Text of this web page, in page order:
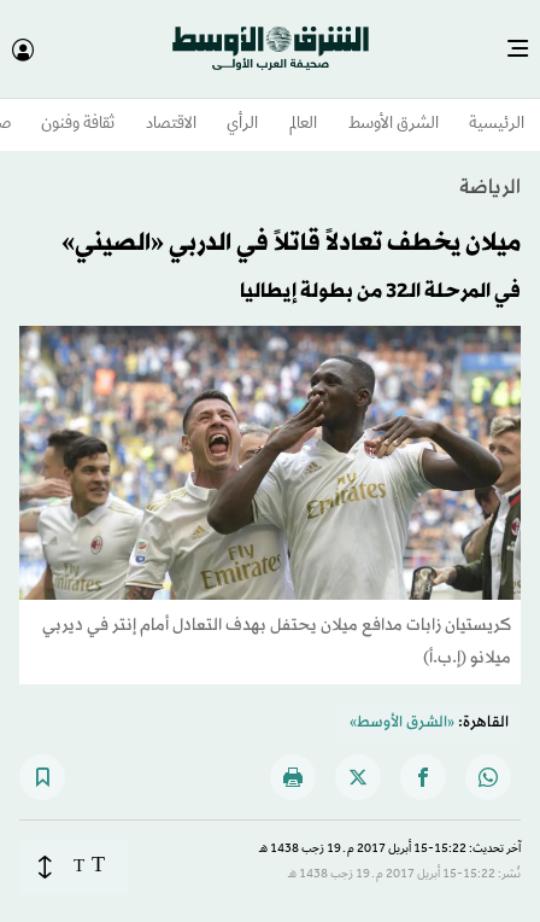
الرئيسية الشرق الأوسط​ العالم الرأي الاقتصاد ثقافة وفنون
الرياضة
ميلان يخطف تعادلاً قاتلاً في الدربي «الصيني»
في المرحلة الـ32 من بطولة إيطاليا
كريستيان زابات مدافع ميلان يحتفل بهدف التعادل أمام إنتر في ديربي
ميلانو (إ.ب.أ)
القاهرة:«الشرق الأوسط»
آخر تحديث: 15:22-15 أبريل 2017 م ـ 19 رَجب 1438 هـ
نُشر: 15:22-15 أبريل 2017 م ـ 19 رَجب 1438 هـ
T
T